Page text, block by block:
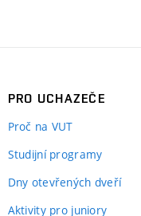
PRO UCHAZEČE
Proč na VUT
Studijní programy
Dny otevřených dveří
Aktivity pro juniory